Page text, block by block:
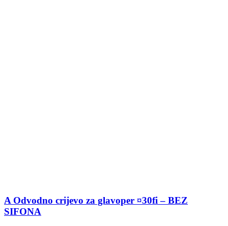
A Odvodno crijevo za glavoper ¤30fi – BEZ
SIFONA